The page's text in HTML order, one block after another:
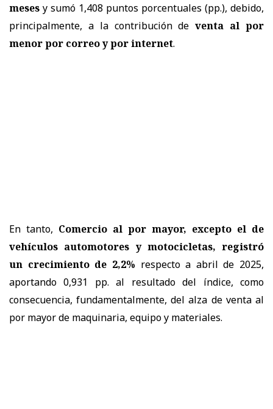
meses y sumó 1,408 puntos porcentuales (pp.), debido,
principalmente, a la contribución de venta al por
menor por correo y por internet.
En tanto, Comercio al por mayor, excepto el de
vehículos automotores y motocicletas, registró
un crecimiento de 2,2% respecto a abril de 2025,
aportando 0,931 pp. al resultado del índice, como
consecuencia, fundamentalmente, del alza de venta al
por mayor de maquinaria, equipo y materiales.